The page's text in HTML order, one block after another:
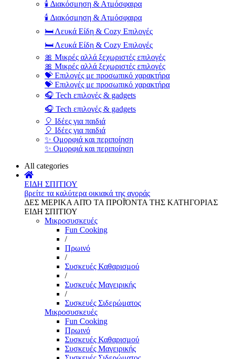
🕯️ Διακόσμηση & Ατμόσφαιρα
🕯️ Διακόσμηση & Ατμόσφαιρα
🛏️ Λευκά Είδη & Cozy Επιλογές
🛏️ Λευκά Είδη & Cozy Επιλογές
🎀 Μικρές αλλά ξεχωριστές επιλογές
🎀 Μικρές αλλά ξεχωριστές επιλογές
💝 Επιλογές με προσωπικό χαρακτήρα
💝 Επιλογές με προσωπικό χαρακτήρα
🎧 Tech επιλογές & gadgets
🎧 Tech επιλογές & gadgets
🎈 Ιδέες για παιδιά
🎈 Ιδέες για παιδιά
✨ Ομορφιά και περιποίηση
✨ Ομορφιά και περιποίηση
All categories
ΕΙΔΗ ΣΠΙΤΙΟΥ
βρείτε τα καλύτερα οικιακά της αγοράς
ΔΕΣ ΜΕΡΙΚΑ ΑΠΌ ΤΑ ΠΡΟΪΌΝΤΑ ΤΗΣ ΚΑΤΗΓΟΡΙΑΣ
ΕΙΔΗ ΣΠΙΤΙΟΥ
Μικροσυσκευές
Fun Cooking
/
Πρωινό
/
Συσκευές Καθαρισμού
/
Συσκευές Μαγειρικής
/
Συσκευές Σιδερώματος
Μικροσυσκευές
Fun Cooking
Πρωινό
Συσκευές Καθαρισμού
Συσκευές Μαγειρικής